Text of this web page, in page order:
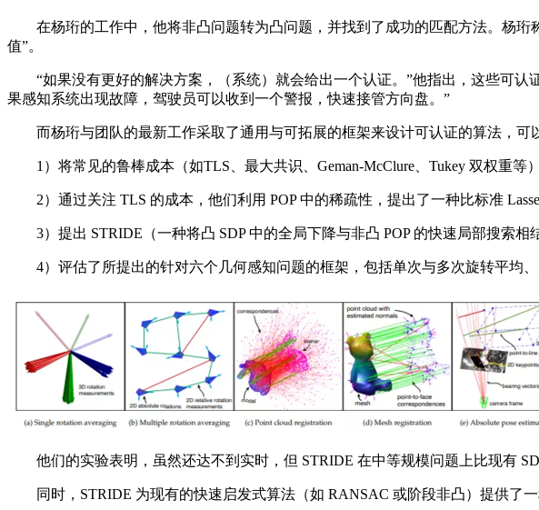
在杨珩的工作中，他将非凸问题转为凸问题，并找到了成功的匹配方法。杨珩
值”。
“如果没有更好的解决方案，（系统）就会给出一个认证。”他指出，这些可认
果感知系统出现故障，驾驶员可以收到一个警报，快速接管方向盘。”
而杨珩与团队的最新工作采取了通用与可拓展的框架来设计可认证的算法，可
1）将常见的鲁棒成本（如TLS、最大共识、Geman-McClure、Tukey 双权重等
2）通过关注 TLS 的成本，他们利用 POP 中的稀疏性，提出了一种比标准
3）提出 STRIDE（一种将凸 SDP 中的全局下降与非凸 POP 的快速局部搜索相
4）评估了所提出的针对六个几何感知问题的框架，包括单次与多次旋转平均、
他们的实验表明，虽然还达不到实时，但 STRIDE 在中等规模问题上比现有
同时，STRIDE 为现有的快速启发式算法（如 RANSAC 或阶段非凸）提供了一